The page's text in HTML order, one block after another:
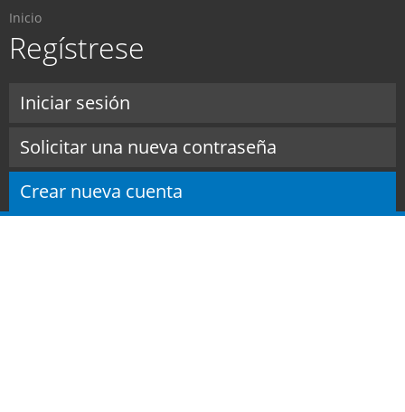
Usted está aquí
Inicio
Regístrese
Iniciar sesión
Solicitar una nueva contraseña
Crear nueva cuenta